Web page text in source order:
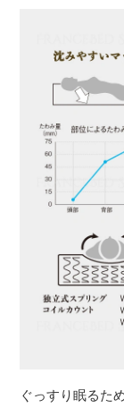
ぐっすり眠るた